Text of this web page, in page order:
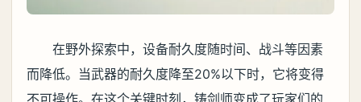
在野外探索中，设备耐久度随时间、战斗等因素
而降低。当武器的耐久度降至20%以下时，它将变得